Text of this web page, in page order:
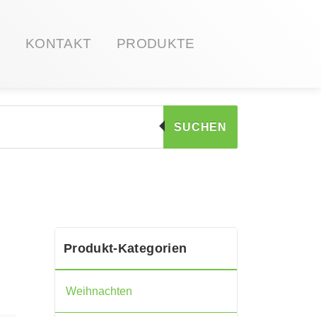
KONTAKT PRODUKTE
SUCHEN
Produkt-Kategorien
Weihnachten